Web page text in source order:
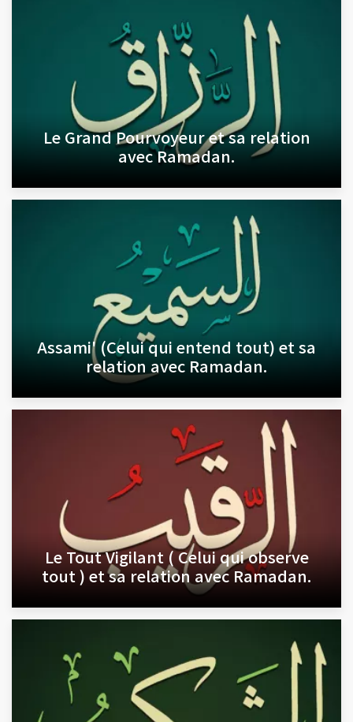
Le Grand Pourvoyeur et sa relation
avec Ramadan.
Assami' (Celui qui entend tout) et sa
relation avec Ramadan.
Le Tout Vigilant ( Celui qui observe
tout ) et sa relation avec Ramadan.